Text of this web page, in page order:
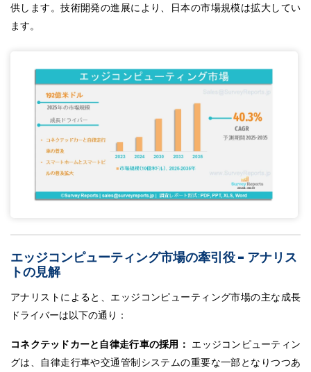
供します。技術開発の進展により、日本の市場規模は拡大してい
ます。
エッジコンピューティング市場の牽引役 - アナリス
トの見解
アナリストによると、エッジコンピューティング市場の主な成長
ドライバーは以下の通り：
コネクテッドカーと自律走行車の採用： エッジコンピューティン
グは、自律走行車や交通管制システムの重要な一部となりつつあ